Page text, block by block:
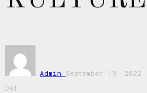
Admin September 19, 2022
Del